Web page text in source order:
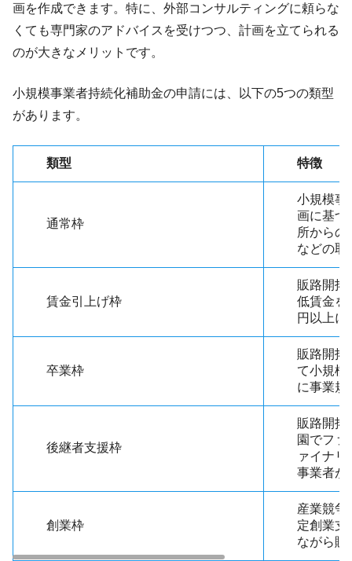
画を作成できます。特に、外部コンサルティングに頼らな
くても専門家のアドバイスを受けつつ、計画を立てられる
のが大きなメリットです。
小規模事業者持続化補助金の申請には、以下の5つの類型
があります。
類型 特徴
通常枠
小規模事
画に基づ
所からの
などの取
賃金引上げ枠
販路開拓
低賃金を
円以上に
卒業枠
販路開拓
て小規模
に事業規
後継者支援枠
販路開拓
園でファ
ァイナ
事業者が
創業枠
産業競争
定創業支
ながら販